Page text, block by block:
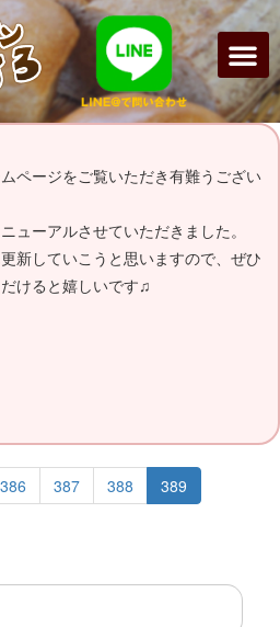
ページをご覧いただき有難うござい
ューアルさせていただきました。
新していこうと思いますので、ぜひ
けると嬉しいです♫
386 387 388 389